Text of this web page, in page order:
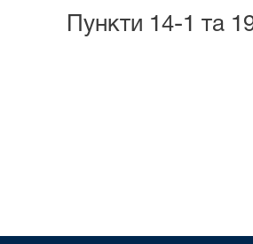
Пункти 14-1 та